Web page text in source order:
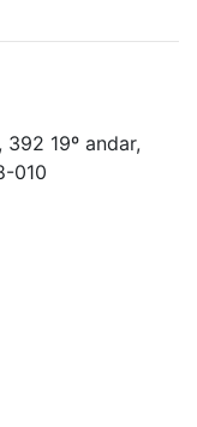
19º andar,
010